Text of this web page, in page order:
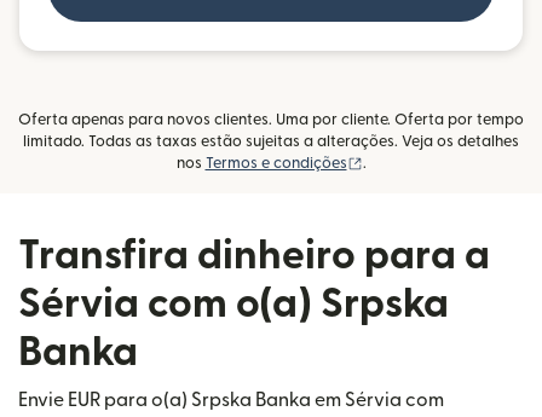
Oferta apenas para novos clientes. Uma por cliente. Oferta por tempo
limitado. Todas as taxas estão sujeitas a alterações. Veja os detalhes
nos Termos e condições (abre em uma nova
.
Transfira dinheiro para a
Sérvia com o(a) Srpska
Banka
Envie EUR para o(a) Srpska Banka em Sérvia com